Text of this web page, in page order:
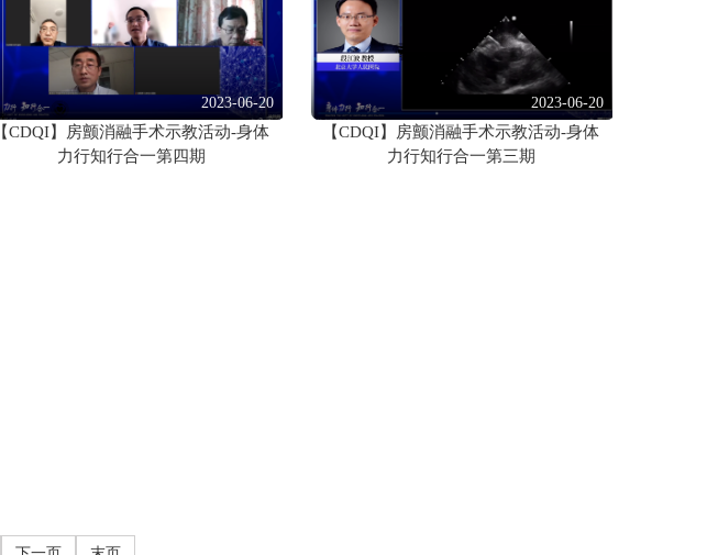
2023-06-20
【CDQI】房颤消融手术示教活动-身体
力行知行合一第四期
2023-06-20
【CDQI】房颤消融手术示教活动-身体
力行知行合一第三期